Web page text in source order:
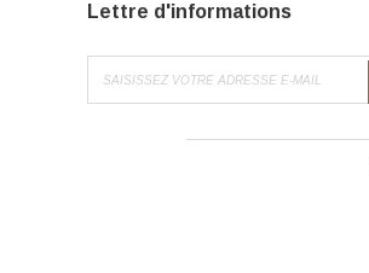
Lettre d'informations